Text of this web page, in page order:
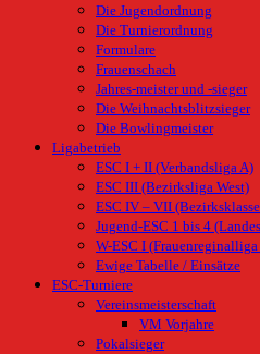
Die Jugendordnung
Die Turnierordnung
Formulare
Frauenschach
Jahres-meister und -sieger
Die Weihnachtsblitzsieger
Die Bowlingmeister
Ligabetrieb
ESC I + II (Verbandsliga A)
ESC III (Bezirksliga West)
ESC IV – VII
Jugend-ESC 1 bis 4
W-ESC I (Frauenreginalliga
Ewige Tabelle / Einsätze
ESC-Turniere
Vereinsmeisterschaft
VM Vorjahre
Pokalsieger